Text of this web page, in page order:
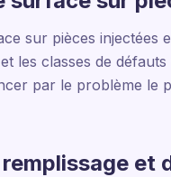
sur pièces injectées
les classes de
par le problème le
et